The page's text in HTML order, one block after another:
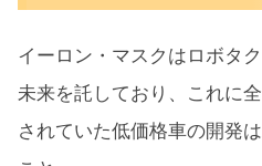
イーロン・マスクはロボタ
未来を託しており、これに
されていた低価格車の開発